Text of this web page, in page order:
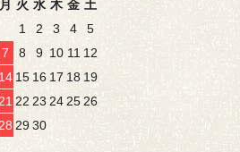
月 火 水 木 金 土
1
2 3 4
5
7 8 9 10 11 12
14 15 16 17 18 19
21 22 23 242526
28 2930